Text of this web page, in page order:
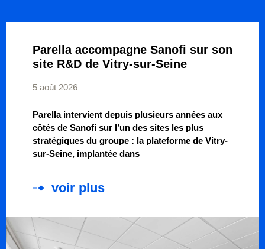
Parella accompagne Sanofi sur son
site R&D de Vitry-sur-Seine
5 août 2026
Parella intervient depuis plusieurs années aux
côtés de Sanofi sur l’un des sites les plus
stratégiques du groupe : la plateforme de Vitry-
sur-Seine, implantée dans
voir plus